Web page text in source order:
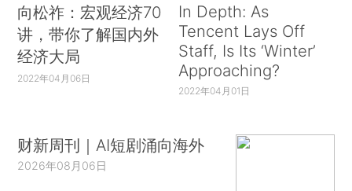
向松祚：宏观经济70
讲，带你了解国内外
经济大局
2022年04月06日
In Depth: As
Tencent Lays Off
Staff, Is Its ‘Winter’
Approaching?
2022年04月01日
财新周刊｜AI短剧涌向海外
2026年08月06日